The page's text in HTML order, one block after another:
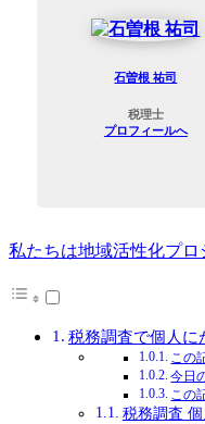
石曽根 祐司
税理士
プロフィールへ
私たちは地域活性化プロ
税務調査で個人に
この
今日
この
税務調査